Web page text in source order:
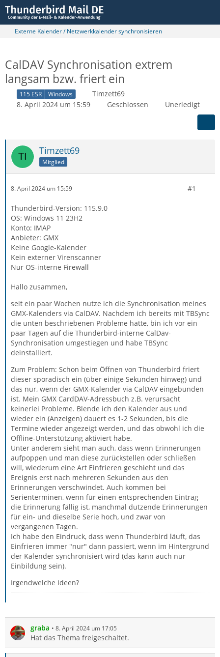
Externe Kalender / Netzwerkkalender synchronisieren
CalDAV Synchronisation extrem
langsam bzw. friert ein
115 ESR Windows
Timzett69
8. April 2024 um 15:59
Geschlossen Unerledigt
Timzett69
Mitglied
8. April 2024 um 15:59 #1
Thunderbird-Version: 115.9.0
OS: Windows 11 23H2
Konto: IMAP
Anbieter: GMX
Keine Google-Kalender
Kein externer Virenscanner
Nur OS-interne Firewall
Hallo zusammen,
seit ein paar Wochen nutze ich die Synchronisation meines
GMX-Kalenders via CalDAV. Nachdem ich bereits mit TBSync
die unten beschriebenen Probleme hatte, bin ich vor ein
paar Tagen auf die Thunderbird-interne CalDav-
Synchronisation umgestiegen und habe TBSync
deinstalliert.
Zum Problem: Schon beim Öffnen von Thunderbird friert
dieser sporadisch ein (über einige Sekunden hinweg) und
das nur, wenn der GMX-Kalender via CalDAV eingebunden
ist. Mein GMX CardDAV-Adressbuch z.B. verursacht
keinerlei Probleme. Blende ich den Kalender aus und
wieder ein (Anzeigen) dauert es 1-2 Sekunden, bis die
Termine wieder angezeigt werden, und das obwohl ich die
Offline-Unterstützung aktiviert habe.
Unter anderem sieht man auch, dass wenn Erinnerungen
aufpoppen und man diese zurückstellen oder schließen
will, wiederum eine Art Einfrieren geschieht und das
Ereignis erst nach mehreren Sekunden aus den
Erinnerungen verschwindet. Auch kommen bei
Serienterminen, wenn für einen entsprechenden Eintrag
die Erinnerung fällig ist, manchmal dutzende Erinnerungen
für ein- und dieselbe Serie hoch, und zwar von
vergangenen Tagen.
Ich habe den Eindruck, dass wenn Thunderbird läuft, das
Einfrieren immer "nur" dann passiert, wenn im Hintergrund
der Kalender synchronisiert wird (das kann auch nur
Einbildung sein).
Irgendwelche Ideen?
graba 8. April 2024 um 17:05
Hat das Thema freigeschaltet.